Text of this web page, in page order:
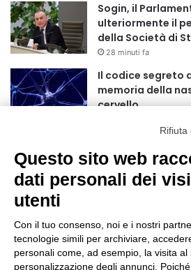
Sogin, il
ulteriormente il
della Società di
28 minuti fa
Il codice segreto
memoria della
cervello
giorni più caldi:
portare in tavola
5 ore fa
fito-bioclimatico
11 ore fa
Rifiuta
Questo sito web
dati personali dei
utenti
Con il tuo consenso, noi e i nostri
tecnologie simili per archiviare,
personali come, ad esempio, la visita al
personalizzazione degli annunci.